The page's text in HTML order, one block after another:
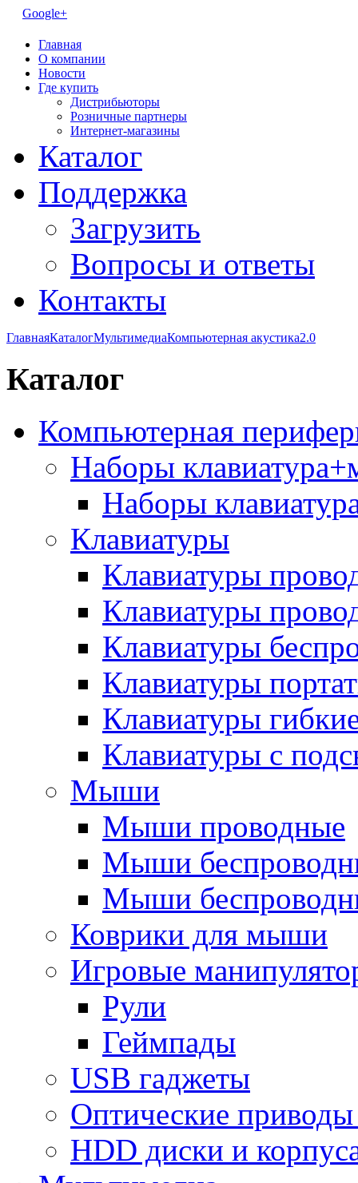
Google+
Главная
О компании
Новости
Где купить
Дистрибьюторы
Розничные партнеры
Интернет-магазины
Каталог
Поддержка
Загрузить
Вопросы и ответы
Контакты
ГлавнаяКаталогМультимедиаКомпьютерная акустика2.0
Каталог
Компьютерная
Наборы
Наборы
Клавиатуры
Клавиатуры
Клавиатуры
Клавиатуры
Клавиатуры
Клавиатуры
Клавиатуры с
Мыши
Мыши проводные
Мыши
Мыши
Коврики для мыши
Игровые
Рули
Геймпады
USB гаджеты
Оптические
HDD диски и